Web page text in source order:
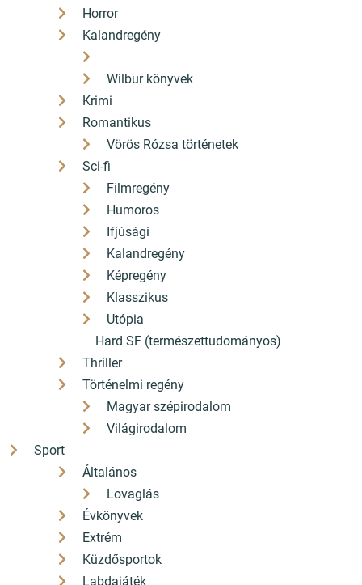
Horror
Kalandregény
Wilbur könyvek
Krimi
Romantikus
Vörös Rózsa történetek
Sci-fi
Filmregény
Humoros
Ifjúsági
Kalandregény
Képregény
Klasszikus
Utópia
Hard SF (természettudományos)
Thriller
Történelmi regény
Magyar szépirodalom
Világirodalom
Sport
Általános
Lovaglás
Évkönyvek
Extrém
Küzdősportok
Labdajáték